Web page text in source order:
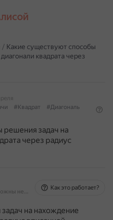
/ Какие существуют способы
квадрата через
#Квадрат
#Диагональ
решения задач на
через радиус
На основе источников, возможны неточности
Как это работает?
на нахождение